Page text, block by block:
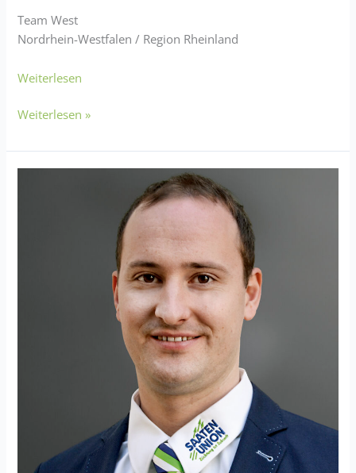
Team West
Nordrhein-Westfalen / Region Rheinland
Weiterlesen
Weiterlesen »